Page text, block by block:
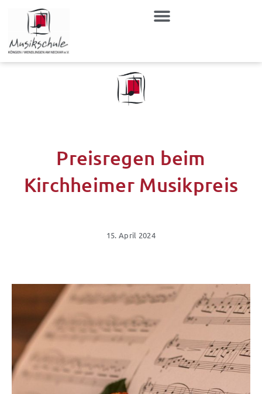
springen
Preisregen beim
Kirchheimer Musikpreis
15. April 2024